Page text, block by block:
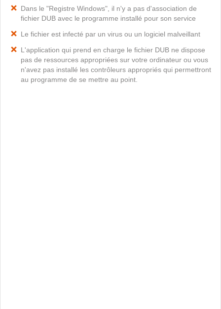
Dans le "Registre Windows", il n'y a pas d'association de
fichier DUB avec le programme installé pour son service
Le fichier est infecté par un virus ou un logiciel malveillant
L'application qui prend en charge le fichier DUB ne dispose
pas de ressources appropriées sur votre ordinateur ou vous
n'avez pas installé les contrôleurs appropriés qui permettront
au programme de se mettre au point.